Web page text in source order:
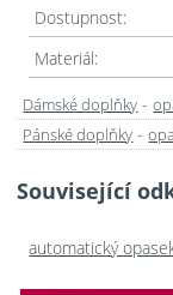
Dostupnost:
Materiál:
Dámské doplňky -
Pánské doplňky -
Související
automatický